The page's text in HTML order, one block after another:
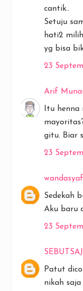
cantik..
Setuju
hati2
yg bisa
23
Arif
Itu
gitu. Biar
23
Sedekah
Aku baru
23
Patut
nikah